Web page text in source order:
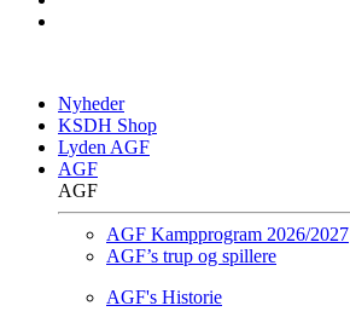
Nyheder
KSDH Shop
Lyden AGF
AGF
AGF
AGF Kampprogram 2026/2027
AGF’s trup og spillere
AGF's Historie